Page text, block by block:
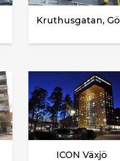
ICON Växjö